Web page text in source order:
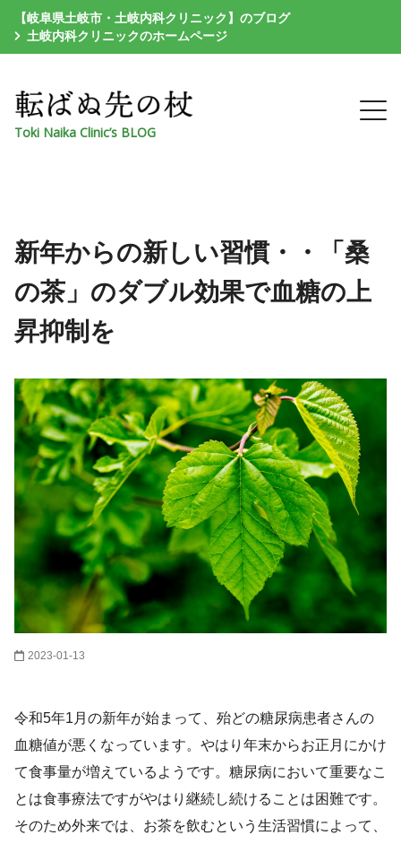
【岐阜県土岐市・土岐内科クリニック】のブログ
土岐内科クリニックのホームページ
Toki Naika Clinic’s BLOG
新年からの新しい習慣・・「桑
の茶」のダブル効果で血糖の上
昇抑制を
2023-01-13
令和5年1月の新年が始まって、殆どの糖尿病患者さんの
血糖値が悪くなっています。やはり年末からお正月にかけ
て食事量が増えているようです。糖尿病において重要なこ
とは食事療法ですがやはり継続し続けることは困難です。
そのため外来では、お茶を飲むという生活習慣によって、